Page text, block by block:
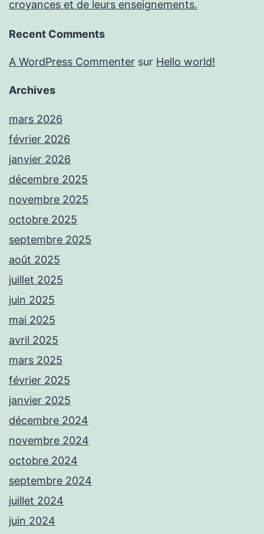
croyances et de leurs enseignements.
Recent Comments
A WordPress Commenter sur Hello world!
Archives
mars 2026
février 2026
janvier 2026
décembre 2025
novembre 2025
octobre 2025
septembre 2025
août 2025
juillet 2025
juin 2025
mai 2025
avril 2025
mars 2025
février 2025
janvier 2025
décembre 2024
novembre 2024
octobre 2024
septembre 2024
juillet 2024
juin 2024